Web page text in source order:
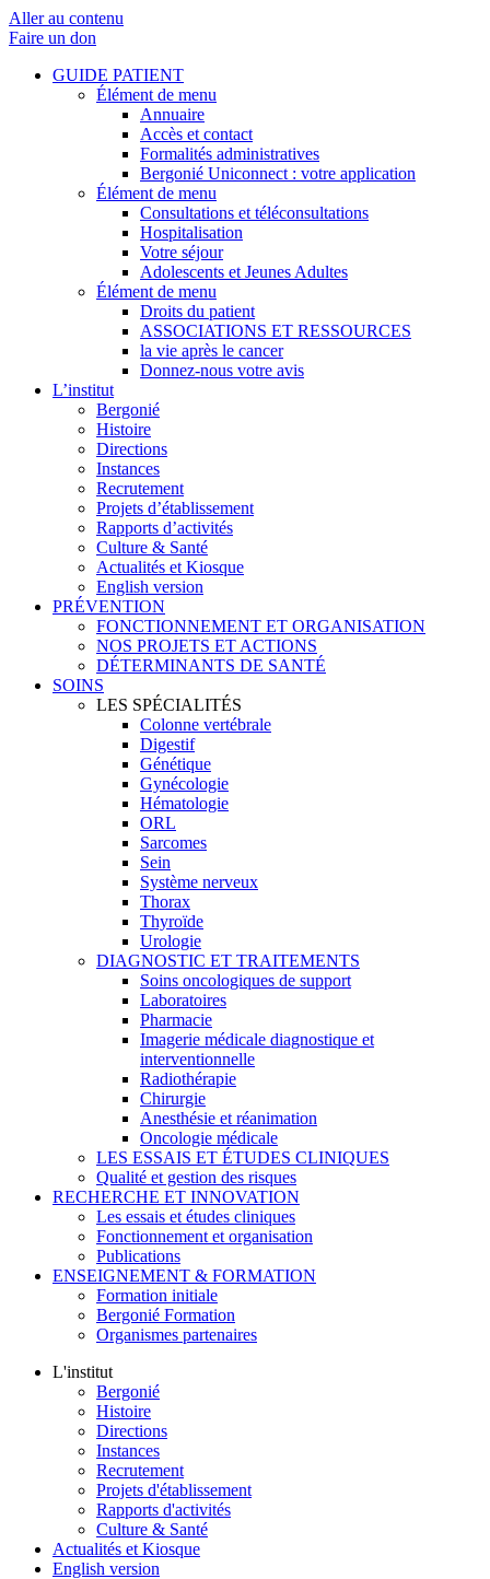
Aller au contenu
Faire un don
GUIDE PATIENT
Élément de menu
Annuaire
Accès et contact
Formalités administratives
Bergonié Uniconnect : votre application
Élément de menu
Consultations et téléconsultations
Hospitalisation
Votre séjour
Adolescents et Jeunes Adultes
Élément de menu
Droits du patient
ASSOCIATIONS ET RESSOURCES
la vie après le cancer
Donnez-nous votre avis
L’institut
Bergonié
Histoire
Directions
Instances
Recrutement
Projets d’établissement
Rapports d’activités
Culture & Santé
Actualités et Kiosque
English version
PRÉVENTION
FONCTIONNEMENT ET ORGANISATION
NOS PROJETS ET ACTIONS
DÉTERMINANTS DE SANTÉ
SOINS
LES SPÉCIALITÉS
Colonne vertébrale
Digestif
Génétique
Gynécologie
Hématologie
ORL
Sarcomes
Sein
Système nerveux
Thorax
Thyroïde
Urologie
DIAGNOSTIC ET TRAITEMENTS
Soins oncologiques de support
Laboratoires
Pharmacie
Imagerie médicale diagnostique et
interventionnelle
Radiothérapie
Chirurgie
Anesthésie et réanimation
Oncologie médicale
LES ESSAIS ET ÉTUDES CLINIQUES
Qualité et gestion des risques
RECHERCHE ET INNOVATION
Les essais et études cliniques
Fonctionnement et organisation
Publications
ENSEIGNEMENT & FORMATION
Formation initiale
Bergonié Formation
Organismes partenaires
L'institut
Bergonié
Histoire
Directions
Instances
Recrutement
Projets d'établissement
Rapports d'activités
Culture & Santé
Actualités et Kiosque
English version